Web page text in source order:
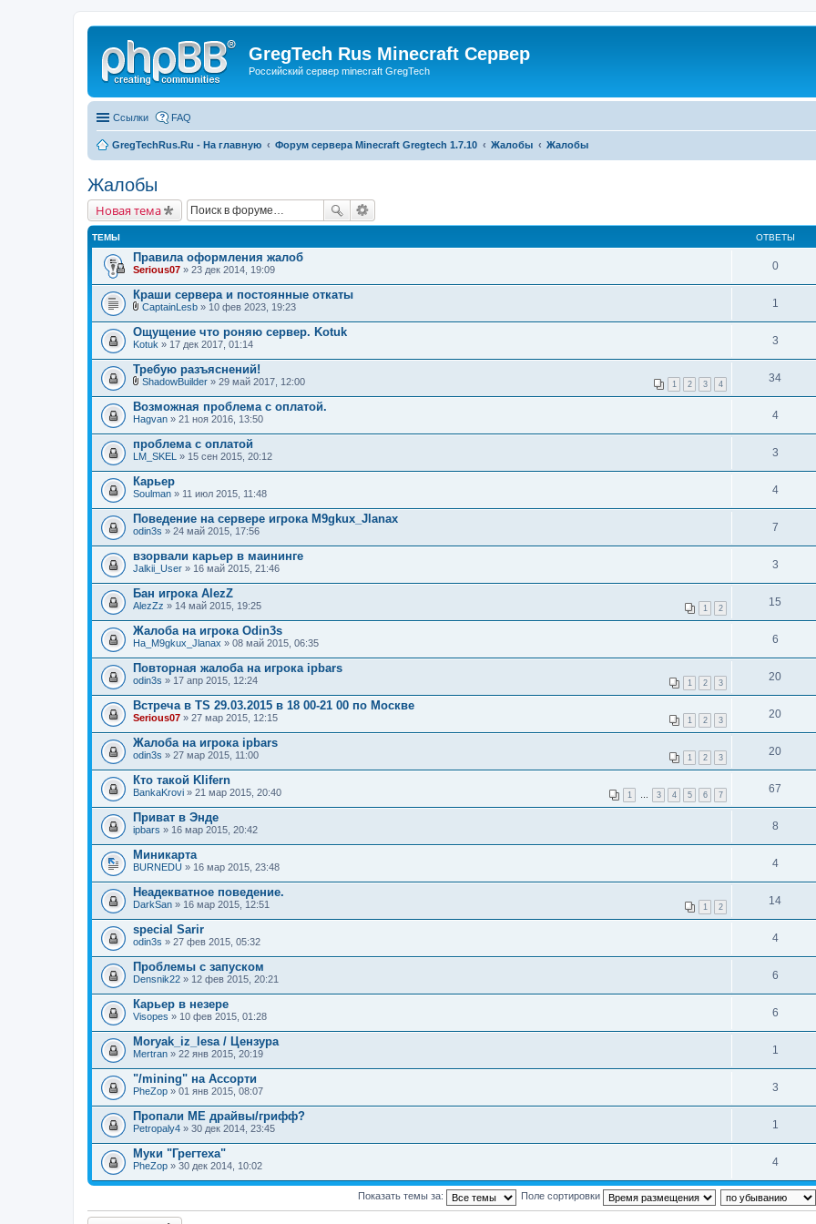
GregTech Rus Minecraft Сервер
Российский сервер minecraft GregTech
Ссылки FAQ
GregTechRus.Ru - На главную Форум сервера Minecraft Gregtech 1.7.10 Жалобы Жалобы
Жалобы
Новая тема
ТЕМЫ ОТВЕТЫ
Правила оформления жалоб
Serious07 » 23 дек 2014, 19:09 0
Краши сервера и постоянные откаты
л
о
ж
е
н
и
CaptainLesb » 10 фев 2023, 19:23 1
Ощущение что роняю сервер. Kotuk
Kotuk » 17 дек 2017, 01:14 3
Требую разъяснений!
1 2 3 4
л
о
ж
е
н
и
ShadowBuilder » 29 май 2017, 12:00 34
Возможная проблема с оплатой.
Hagvan » 21 ноя 2016, 13:50 4
проблема с оплатой
LM_SKEL » 15 сен 2015, 20:12 3
Карьер
Soulman » 11 июл 2015, 11:48 4
Поведение на сервере игрока M9gkux_Jlanax
odin3s » 24 май 2015, 17:56 7
взорвали карьер в маининге
Jalkii_User » 16 май 2015, 21:46 3
Бан игрока AlezZ
1 2
AlezZz » 14 май 2015, 19:25 15
Жалоба на игрока Odin3s
Ha_M9gkux_Jlanax » 08 май 2015, 06:35 6
Повторная жалоба на игрока ipbars
1 2 3
odin3s » 17 апр 2015, 12:24 20
Встреча в TS 29.03.2015 в 18 00-21 00 по Москве
1 2 3
Serious07 » 27 мар 2015, 12:15 20
Жалоба на игрока ipbars
1 2 3
odin3s » 27 мар 2015, 11:00 20
Кто такой Klifern
1 3 4 5 6 7
BankaKrovi » 21 мар 2015, 20:40 67
Приват в Энде
ipbars » 16 мар 2015, 20:42 8
Миникарта
BURNEDU » 16 мар 2015, 23:48 4
Неадекватное поведение.
1 2
DarkSan » 16 мар 2015, 12:51 14
special Sarir
odin3s » 27 фев 2015, 05:32 4
Проблемы с запуском
Densnik22 » 12 фев 2015, 20:21 6
Карьер в незере
Visopes » 10 фев 2015, 01:28 6
Moryak_iz_lesa / Цензура
Mertran » 22 янв 2015, 20:19 1
"/mining" на Ассорти
PheZop » 01 янв 2015, 08:07 3
Пропали МЕ драйвы/грифф?
Petropaly4 » 30 дек 2014, 23:45 1
Муки "Грегтеха"
PheZop » 30 дек 2014, 10:02 4
Показать темы за: Поле сортировки